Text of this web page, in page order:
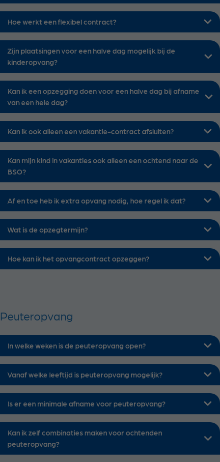
Hoe werkt een flexibel contract?
Zijn plaatsingen voor een halve dag mogelijk bij de
kinderopvang?
Kan ik een opzegging doen voor een halve dag bij afname
van een hele dag?
Kan ik ook alleen een vakantie-contract afsluiten?
Kan mijn kind in vakanties ook alleen een ochtend naar de
BSO?
Af en toe heb ik extra opvang nodig, hoe regel ik dat?
Wat is de opzegtermijn?
Hoe kan ik het opvangcontract opzeggen?
Peuteropvang
In welke weken is de peuteropvang open?
Vanaf welke leeftijd is peuteropvang mogelijk?
Is er een minimale afname voor peuteropvang?
Kan ik zelf combinaties maken voor ochtenden
peuteropvang?